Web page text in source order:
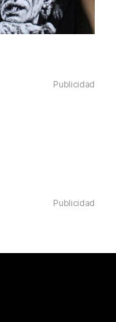
Publicidad
Publicidad